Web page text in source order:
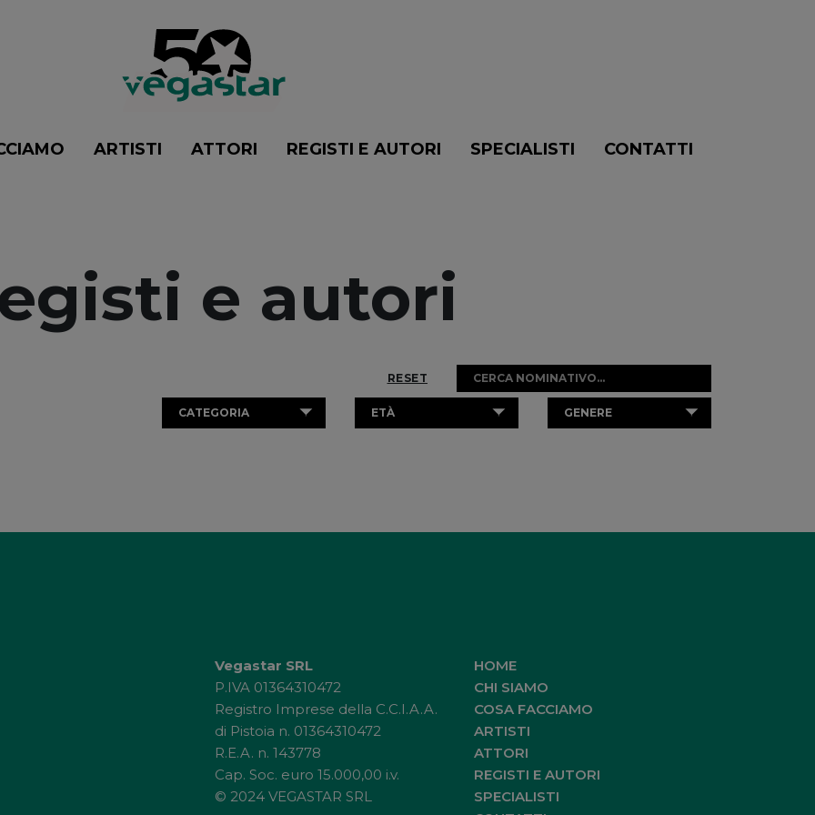
ARTISTI ATTORI REGISTI E AUTORI SPECIALISTI CONTATTI
e autori
RESET
CATEGORIA ETÀ GENERE
Vegastar SRL
P.IVA 01364310472
Registro Imprese della C.C.I.A.A.
di Pistoia n. 01364310472
R.E.A. n. 143778
Cap. Soc. euro 15.000,00 i.v.
© 2024 VEGASTAR SRL
HOME
CHI SIAMO
COSA FACCIAMO
ARTISTI
ATTORI
REGISTI E AUTORI
SPECIALISTI